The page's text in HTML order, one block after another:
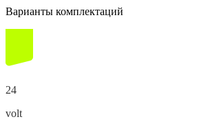
Варианты комплектаций
24
volt